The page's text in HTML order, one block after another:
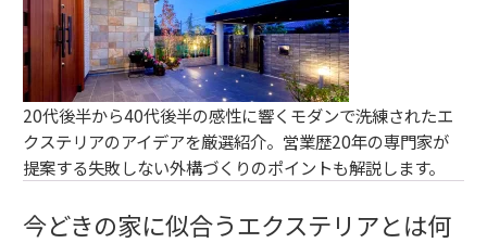
20代後半から40代後半の感性に響くモダンで洗練されたエ
クステリアのアイデアを厳選紹介。営業歴20年の専門家が
提案する失敗しない外構づくりのポイントも解説します。
今どきの家に似合うエクステリアとは何